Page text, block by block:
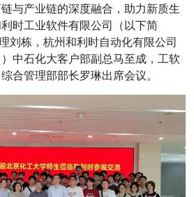
与产业链的深度融合，助力新质生
时工业软件有限公司（以下简
刘栋，杭州和利时自动化有限公司
）中石化大客户部副总马至成，工软
合管理部部长罗琳出席会议。